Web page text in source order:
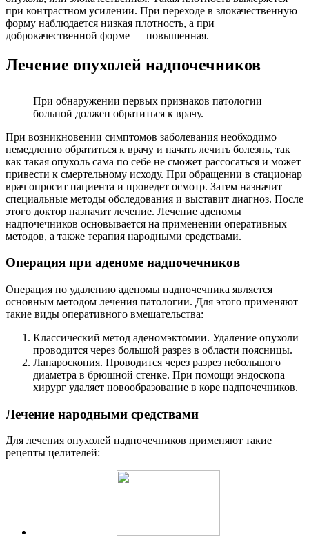
при контрастном усилении. При переходе в злокачественную
форму наблюдается низкая плотность, а при
доброкачественной форме — повышенная.
Лечение опухолей надпочечников
При обнаружении первых признаков патологии
больной должен обратиться к врачу.
При возникновении симптомов заболевания необходимо
немедленно обратиться к врачу и начать лечить болезнь, так
как такая опухоль сама по себе не сможет рассосаться и может
привести к смертельному исходу. При обращении в стационар
врач опросит пациента и проведет осмотр. Затем назначит
специальные методы обследования и выставит диагноз. После
этого доктор назначит лечение. Лечение аденомы
надпочечников основывается на применении оперативных
методов, а также терапия народными средствами.
Операция при аденоме надпочечников
Операция по удалению аденомы надпочечника является
основным методом лечения патологии. Для этого применяют
такие виды оперативного вмешательства:
Классический метод аденомэктомии. Удаление опухоли
проводится через большой разрез в области поясницы.
Лапароскопия. Проводится через разрез небольшого
диаметра в брюшной стенке. При помощи эндоскопа
хирург удаляет новообразование в коре надпочечников.
Лечение народными средствами
Для лечения опухолей надпочечников применяют такие
рецепты целителей: